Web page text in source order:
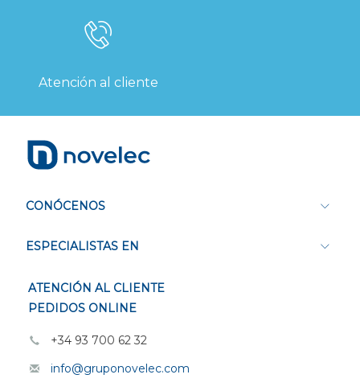
Atención al cliente
CONÓCENOS
ESPECIALISTAS EN
ATENCIÓN AL CLIENTE
PEDIDOS ONLINE
+34 93 700 62 32
info@gruponovelec.com